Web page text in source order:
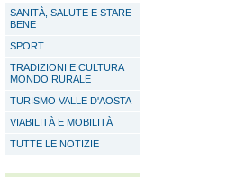
SANITÀ, SALUTE E STARE
BENE
SPORT
TRADIZIONI E CULTURA
MONDO RURALE
TURISMO VALLE D'AOSTA
VIABILITÀ E MOBILITÀ
TUTTE LE NOTIZIE